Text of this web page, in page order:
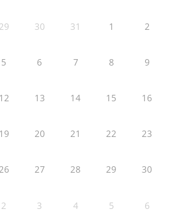
29 30 31 1 2
5 6 7 8 9
12 13 14 15 16
19 20 21 22 23
27 28 29 30
2 3 4 5 6